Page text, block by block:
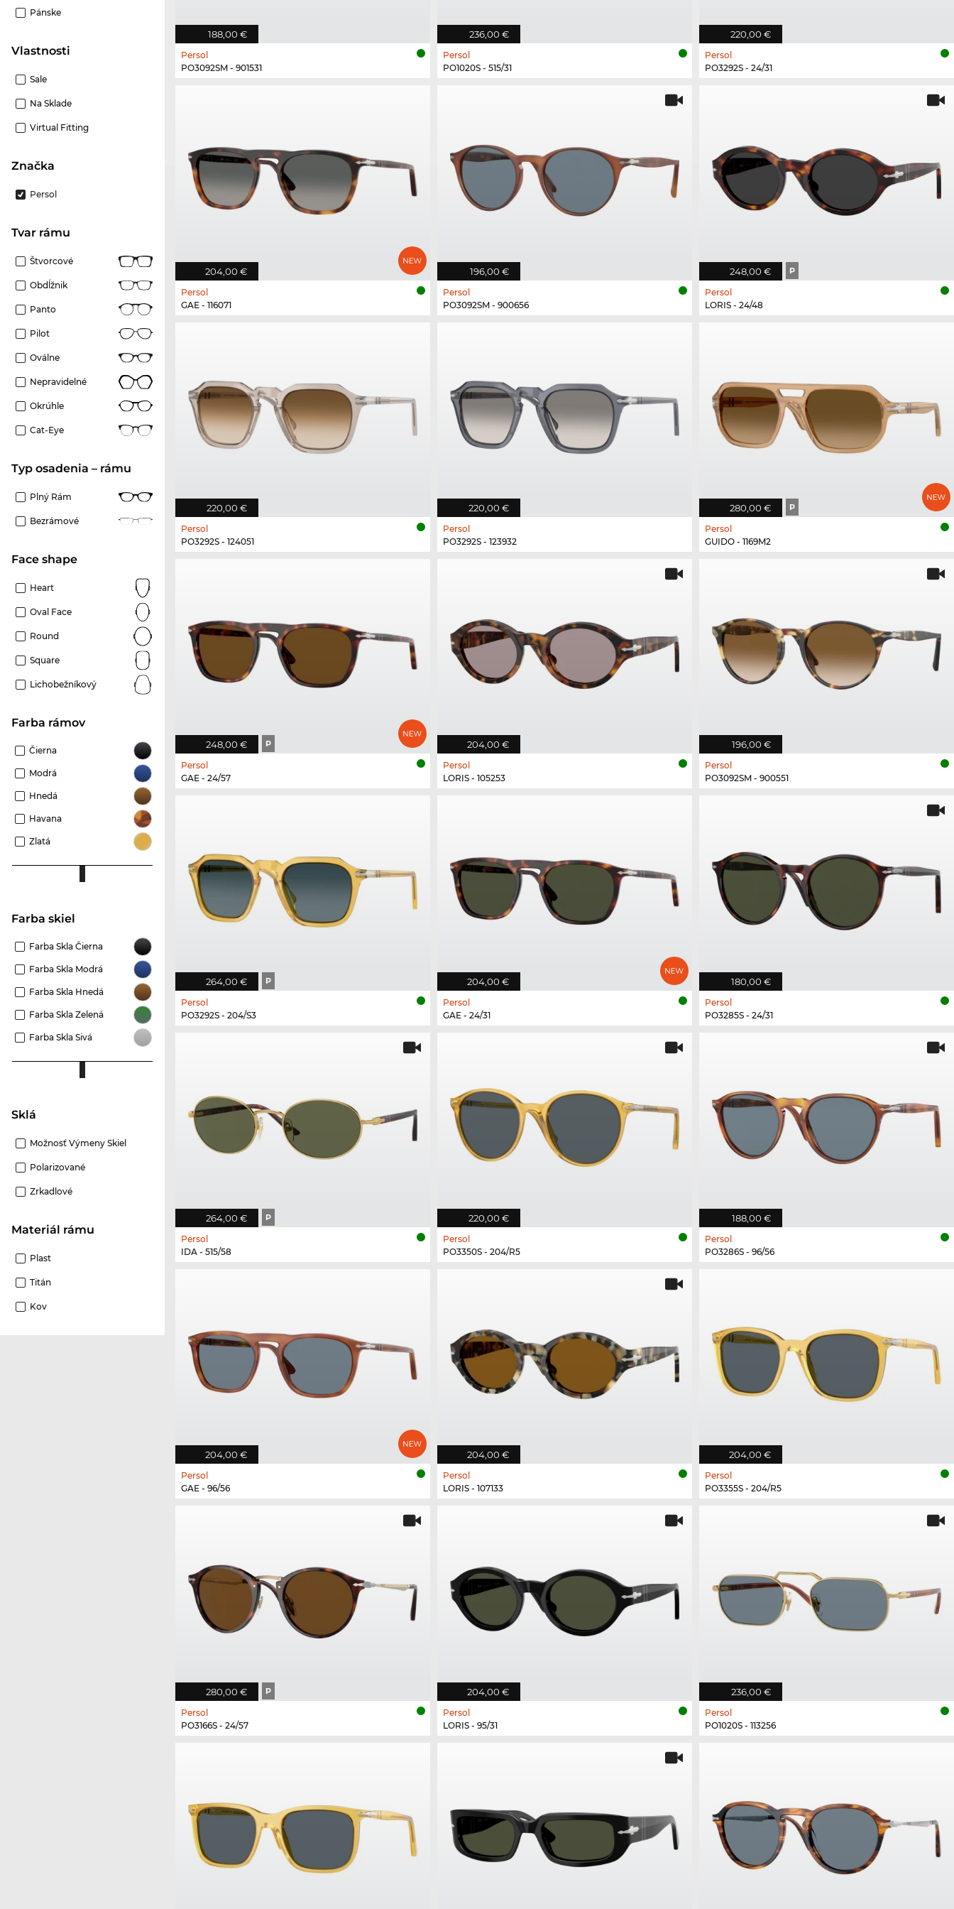
Pánske
Vlastnosti
Sale
Na Sklade
Virtual Fitting
Značka
Persol
Tvar rámu
Štvorcové
Obdĺžnik
Panto
Pilot
Oválne
Nepravidelné
Okrúhle
Cat-Eye
Typ osadenia – rámu
Plný Rám
Bezrámové
Face shape
Heart
Oval Face
Round
Square
Lichobežníkový
Farba rámov
Čierna
Modrá
Hnedá
Havana
Zlatá
Farba skiel
Farba Skla Čierna
Farba Skla Modrá
Farba Skla Hnedá
Farba Skla Zelená
Farba Skla Sivá
Sklá
Možnosť Výmeny Skiel
Polarizované
Zrkadlové
Materiál rámu
Plast
Titán
Kov
188,00 €
Persol
PO3092SM - 901531
236,00 €
Persol
PO1020S - 515/31
220,00 €
Persol
PO3292S - 24/31
204,00 €
Persol
GAE - 116071
196,00 €
Persol
PO3092SM - 900656
248,00 € P
Persol
LORIS - 24/48
220,00 €
Persol
PO3292S - 124051
220,00 €
Persol
PO3292S - 123932
280,00 € P
Persol
GUIDO - 1169M2
248,00 € P
Persol
GAE - 24/57
204,00 €
Persol
LORIS - 105253
196,00 €
Persol
PO3092SM - 900551
264,00 € P
Persol
PO3292S - 204/S3
204,00 €
Persol
GAE - 24/31
180,00 €
Persol
PO3285S - 24/31
264,00 € P
Persol
IDA - 515/58
220,00 €
Persol
PO3350S - 204/R5
188,00 €
Persol
PO3286S - 96/56
204,00 €
Persol
GAE - 96/56
204,00 €
Persol
LORIS - 107133
204,00 €
Persol
PO3355S - 204/R5
280,00 € P
Persol
PO3166S - 24/57
204,00 €
Persol
LORIS - 95/31
236,00 €
Persol
PO1020S - 113256